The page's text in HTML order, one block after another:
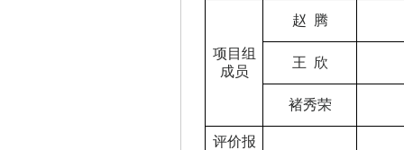
项目组
成员
赵 腾
王 欣
褚秀荣
评价报